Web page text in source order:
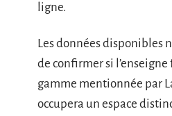
ligne.
Les données disponibles
de confirmer si
gamme mentionnée par
occupera un espace